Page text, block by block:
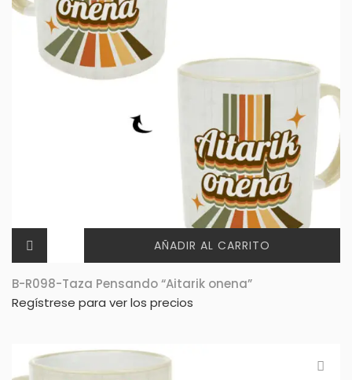
AÑADIR AL CARRITO
B-R098-Taza Pensando “Aitarik onena”
Regístrese para ver los precios